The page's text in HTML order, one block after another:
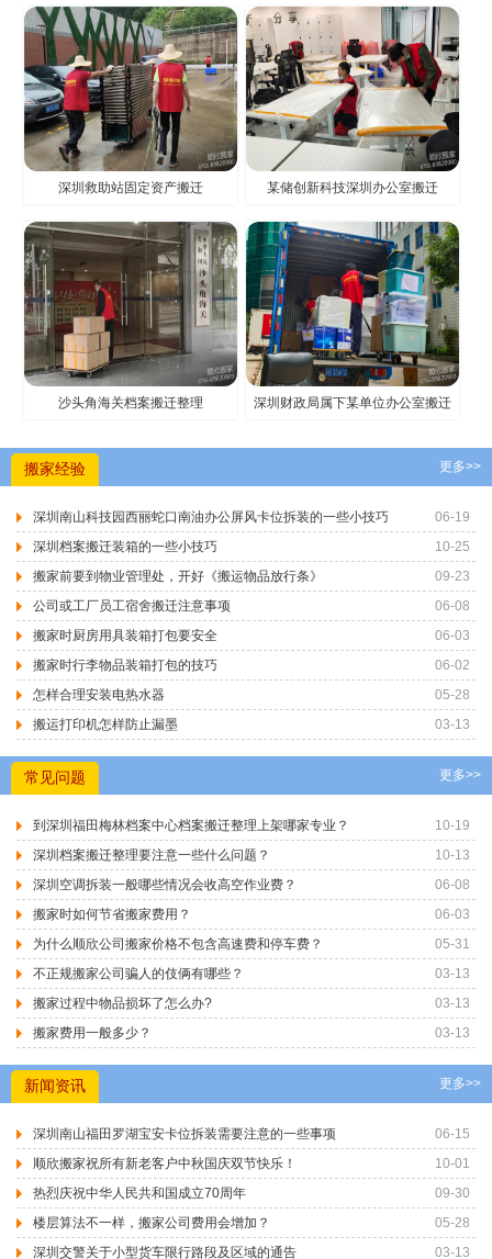
深圳救助站固定资产搬迁 某储创新科技深圳办公室搬迁
沙头角海关档案搬迁整理 深圳财政局属下某单位办公室搬迁
更多>>
搬家经验
06-19
深圳南山科技园西丽蛇口南油办公屏风卡位拆装的一些小技巧
10-25
深圳档案搬迁装箱的一些小技巧
09-23
搬家前要到物业管理处，开好《搬运物品放行条》
06-08
公司或工厂员工宿舍搬迁注意事项
06-03
搬家时厨房用具装箱打包要安全
06-02
搬家时行李物品装箱打包的技巧
05-28
怎样合理安装电热水器
03-13
搬运打印机怎样防止漏墨
更多>>
常见问题
10-19
到深圳福田梅林档案中心档案搬迁整理上架哪家专业？
10-13
深圳档案搬迁整理要注意一些什么问题？
06-08
深圳空调拆装一般哪些情况会收高空作业费？
06-03
搬家时如何节省搬家费用？
05-31
为什么顺欣公司搬家价格不包含高速费和停车费？
03-13
不正规搬家公司骗人的伎俩有哪些？
03-13
搬家过程中物品损坏了怎么办?
03-13
搬家费用一般多少？
更多>>
新闻资讯
06-15
深圳南山福田罗湖宝安卡位拆装需要注意的一些事项
10-01
顺欣搬家祝所有新老客户中秋国庆双节快乐！
09-30
热烈庆祝中华人民共和国成立70周年
05-28
楼层算法不一样，搬家公司费用会增加？
03-13
深圳交警关于小型货车限行路段及区域的通告